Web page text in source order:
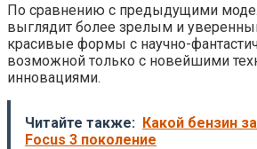
По сравнению с предыдущими
выглядит более зрелым и
красивые формы с научно-
возможной только с новейшими
инновациями.
Читайте также: Какой бензин
Focus 3 поколение